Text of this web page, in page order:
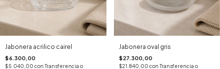
Jabonera acrilico cairel
$6.300,00
$5.040,00 con Transferencia o
Jabonera oval gris
$27.300,00
$21.840,00 con Transferencia o